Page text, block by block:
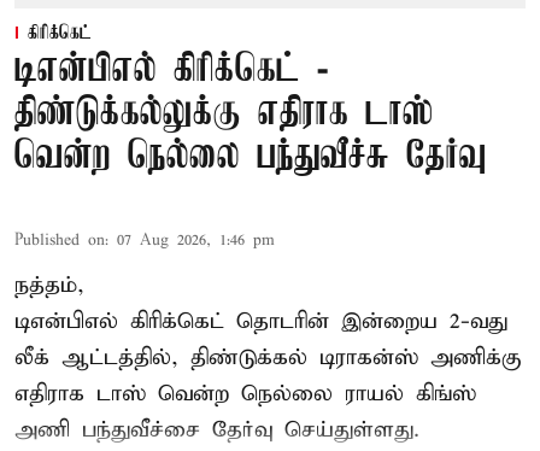
கிரிக்கெட்
டிஎன்பிஎல் கிரிக்கெட் -
திண்டுக்கல்லுக்கு எதிராக டாஸ்
வென்ற நெல்லை பந்துவீச்சு தேர்வு
Published on: 07 Aug 2026, 1:46 pm
நத்தம்,
டிஎன்பிஎல் கிரிக்கெட் தொடரின் இன்றைய 2-வது
லீக் ஆட்டத்தில், திண்டுக்கல் டிராகன்ஸ் அணிக்கு
எதிராக டாஸ் வென்ற நெல்லை ராயல் கிங்ஸ்
அணி பந்துவீச்சை தேர்வு செய்துள்ளது.